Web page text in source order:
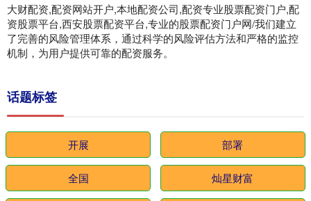
大财配资,配资网站开户,本地配资公司,配资专业股票配资门户,配
资股票平台,西安股票配资平台,专业的股票配资门户网/我们建立
了完善的风险管理体系，通过科学的风险评估方法和严格的监控
机制，为用户提供可靠的配资服务。
话题标签
开展 部署
全国 灿星财富